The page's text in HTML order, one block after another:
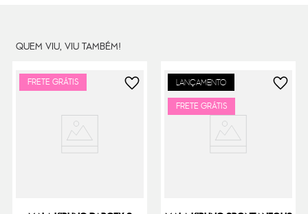
QUEM VIU, VIU TAMBÉM!
FRETE GRÁTIS LANÇAMENTO
FRETE GRÁTIS